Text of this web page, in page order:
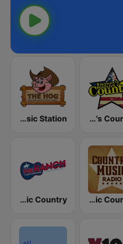
America's Country
The Hog, Saskatchewan's Country Music Station
Country Music Radio - Classic Country
The Ranch - Classic Country